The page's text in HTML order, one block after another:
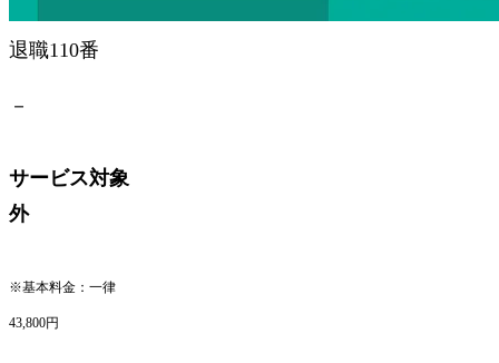
退職110番
－
サービス対象
外
※基本料金：一律
43,800円